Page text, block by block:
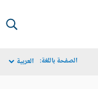
الصفحة باللغة: العربية